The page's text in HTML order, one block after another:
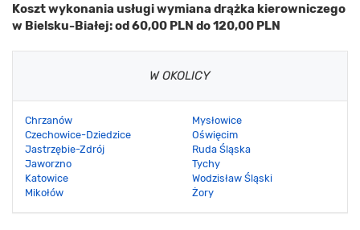
Koszt wykonania usługi wymiana drążka kierowniczego
w Bielsku-Białej: od 60,00 PLN do 120,00 PLN
W OKOLICY
Chrzanów
Czechowice-Dziedzice
Jastrzębie-Zdrój
Jaworzno
Katowice
Mikołów
Mysłowice
Oświęcim
Ruda Śląska
Tychy
Wodzisław Śląski
Żory